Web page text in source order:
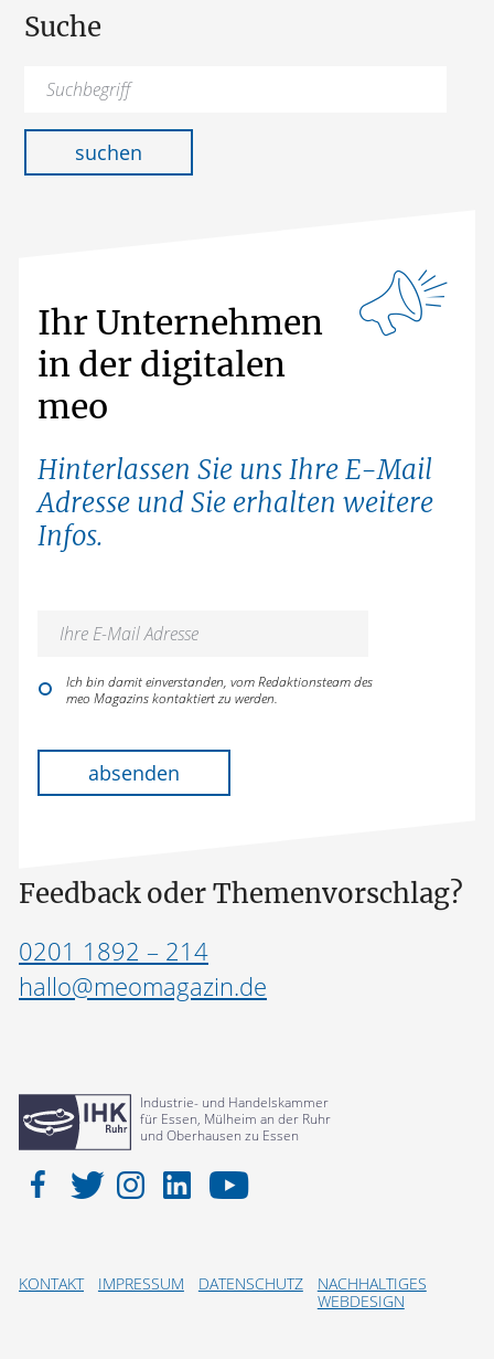
Suche
Suchen
nach:
suchen
KONTAKT IMPRESSUM DATENSCHUTZ
NACHHALTIGES
WEBDESIGN
Ihr Unternehmen
in der digitalen
meo
Hinterlassen Sie uns Ihre E-Mail
Adresse und Sie erhalten weitere
Infos.
Ich bin damit einverstanden, vom Redaktionsteam des
meo Magazins kontaktiert zu werden.
absenden
Feedback oder Themenvorschlag?
0201 1892 – 214
hallo@meomagazin.de
Industrie- und Handelskammer
für Essen, Mülheim an der Ruhr
und Oberhausen zu Essen